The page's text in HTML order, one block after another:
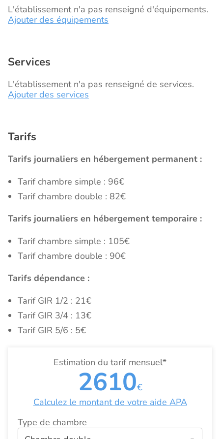
L'établissement n'a pas renseigné d'équipements.
Ajouter des équipements
Services
L'établissement n'a pas renseigné de services.
Ajouter des services
Tarifs
Tarifs journaliers en hébergement permanent :
Tarif chambre simple : 96€
Tarif chambre double : 82€
Tarifs journaliers en hébergement temporaire :
Tarif chambre simple : 105€
Tarif chambre double : 90€
Tarifs dépendance :
Tarif GIR 1/2 : 21€
Tarif GIR 3/4 : 13€
Tarif GIR 5/6 : 5€
Estimation du tarif mensuel*
2610€
Calculez le montant de votre aide APA
Type de chambre